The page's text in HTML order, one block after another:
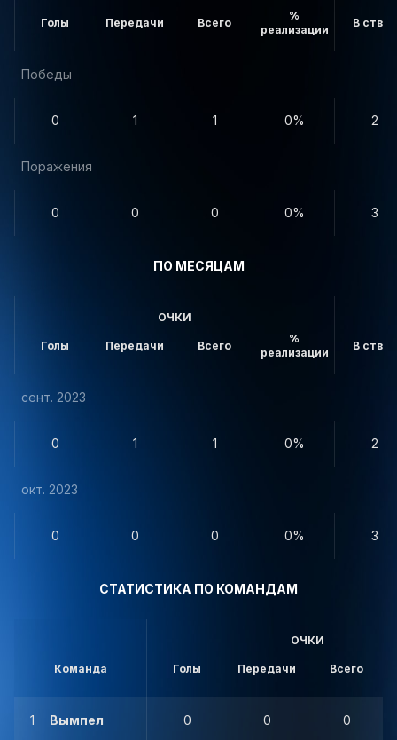
Голы Передачи Всего
%
реализации
В створ
Победы
0 1 1 0% 2
Поражения
0 0 0 0% 3
ПО МЕСЯЦАМ
ОЧКИ
Голы Передачи Всего
%
реализации
В створ
сент. 2023
0 1 1 0% 2
окт. 2023
0 0 0 0% 3
СТАТИСТИКА ПО КОМАНДАМ
Команда
ОЧКИ
Голы Передачи Всего
1 Вымпел 0 0 0